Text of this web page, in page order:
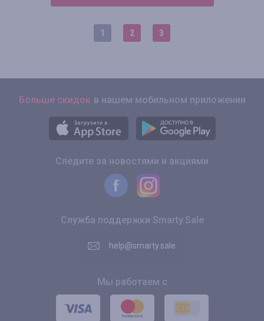
1 2 3
Больше скидок в нашем мобильном приложении
Следите за новостями и акциями
Служба поддержки Smarty.Sale
help@smarty.sale
Мы работаем с